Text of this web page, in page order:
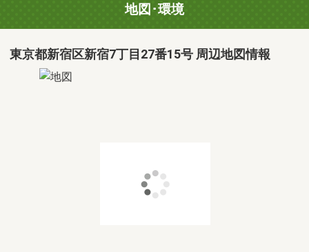
地図･環境
東京都新宿区新宿7丁目27番15号 周辺地図情報